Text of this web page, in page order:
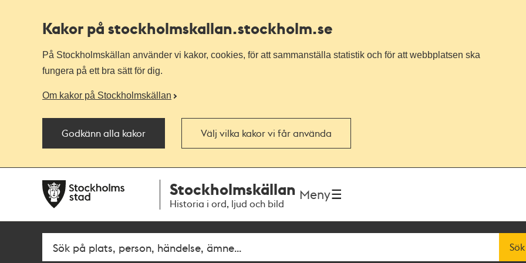
Kakor på stockholmskallan.stockholm.se
På Stockholmskällan använder vi kakor, cookies, för att sammanställa statistik och för att webbplatsen ska
fungera på ett bra sätt för dig.
Om kakor på Stockholmskällan
Godkänn alla kakor Välj vilka kakor vi får använda
navigationen
huvudinnehållet
Stockholmskällan
Historia i ord, ljud och bild
Meny
Fritextsök Sök